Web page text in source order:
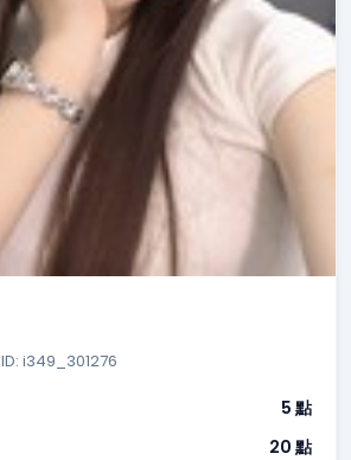
ID: i349_301276
5 點
20 點